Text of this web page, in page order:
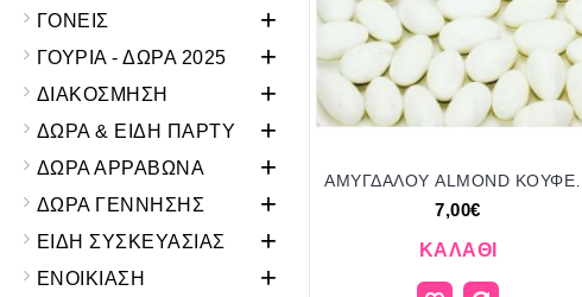
ΓΟΝΕΙΣ +
ΓΟΥΡΙΑ - ΔΩΡΑ 2025 +
ΔΙΑΚΟΣΜΗΣΗ +
ΔΩΡΑ & ΕΙΔΗ ΠΑΡΤΥ +
ΔΩΡΑ ΑΡΡΑΒΩΝΑ +
ΔΩΡΑ ΓΕΝΝΗΣΗΣ +
ΕΙΔΗ ΣΥΣΚΕΥΑΣΙΑΣ +
ΕΝΟΙΚΙΑΣΗ +
7,00€
ΚΑΛΆΘΙ